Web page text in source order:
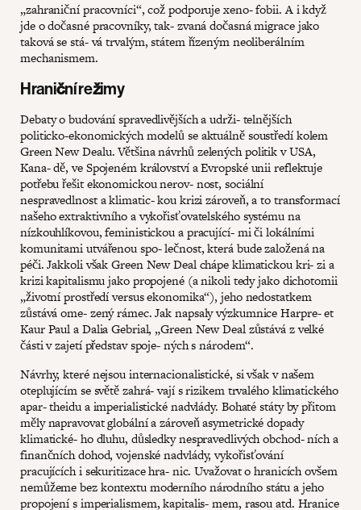
„zahraniční pracovníci“, což podporuje xeno- fobii. A i když
jde o dočasné pracovníky, tak- zvaná dočasná migrace jako
taková se stá- vá trvalým, státem řízeným neoliberálním
mechanismem.
Hraniční režimy
Debaty o budování spravedlivějších a udrži- telnějších
politicko-ekonomických modelů se aktuálně soustředí kolem
Green New Dealu. Většina návrhů zelených politik v USA,
Kana- dě, ve Spojeném království a Evropské unii reflektuje
potřebu řešit ekonomickou nerov- nost, sociální
nespravedlnost a klimatic- kou krizi zároveň, a to transformací
našeho extraktivního a vykořisťovatelského systému na
nízkouhlíkovou, feministickou a pracující- mi či lokálními
komunitami utvářenou spo- lečnost, která bude založená na
péči. Jakkoli však Green New Deal chápe klimatickou kri- zi a
krizi kapitalismu jako propojené (a nikoli tedy jako dichotomii
„životní prostředí versus ekonomika“), jeho nedostatkem
zůstává ome- zený rámec. Jak napsaly výzkumnice Harpre- et
Kaur Paul a Dalia Gebrial, „Green New Deal zůstává z velké
části v zajetí představ spoje- ných s národem“.
Návrhy, které nejsou internacionalistické, si však v našem
oteplujícím se světě zahrá- vají s rizikem trvalého klimatického
apar- theidu a imperialistické nadvlády. Bohaté státy by přitom
měly napravovat globální a zároveň asymetrické dopady
klimatické- ho dluhu, důsledky nespravedlivých obchod- ních a
finančních dohod, vojenské nadvlády, vykořisťování
pracujících i sekuritizace hra- nic. Uvažovat o hranicích ovšem
nemůžeme bez kontextu moderního národního státu a jeho
propojení s imperialismem, kapitalis- mem, rasou atd. Hranice